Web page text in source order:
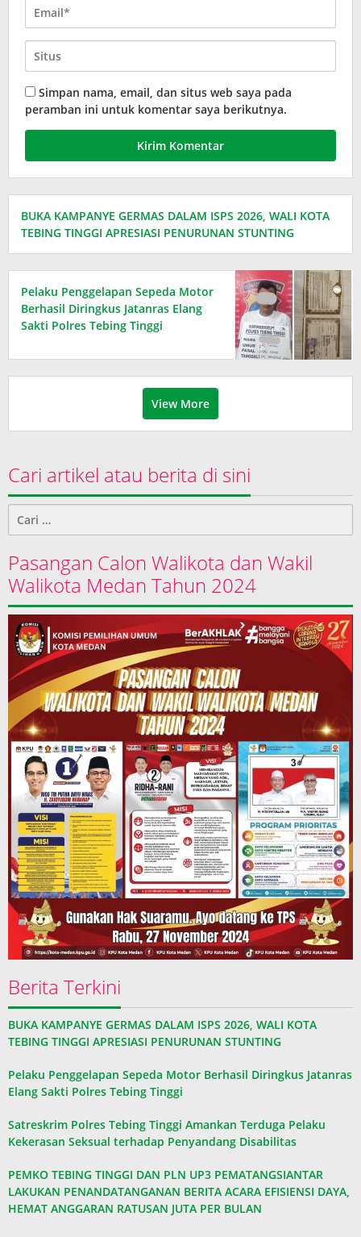
Simpan nama, email, dan situs web saya pada
peramban ini untuk komentar saya berikutnya.
BUKA KAMPANYE GERMAS DALAM ISPS 2026, WALI KOTA
TEBING TINGGI APRESIASI PENURUNAN STUNTING
Pelaku Penggelapan Sepeda Motor
Berhasil Diringkus Jatanras Elang
Sakti Polres Tebing Tinggi
View More
Cari artikel atau berita di sini
Cari
Pasangan Calon Walikota dan Wakil
Walikota Medan Tahun 2024
Berita Terkini
BUKA KAMPANYE GERMAS DALAM ISPS 2026, WALI KOTA
TEBING TINGGI APRESIASI PENURUNAN STUNTING
Pelaku Penggelapan Sepeda Motor Berhasil Diringkus Jatanras
Elang Sakti Polres Tebing Tinggi
Satreskrim Polres Tebing Tinggi Amankan Terduga Pelaku
Kekerasan Seksual terhadap Penyandang Disabilitas
PEMKO TEBING TINGGI DAN PLN UP3 PEMATANGSIANTAR
LAKUKAN PENANDATANGANAN BERITA ACARA EFISIENSI DAYA,
HEMAT ANGGARAN RATUSAN JUTA PER BULAN